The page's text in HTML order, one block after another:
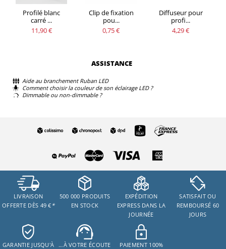
Profilé blanc
carré ...
11,90 €
Clip de fixation
pou...
0,75 €
Diffuseur pour
profi...
4,29 €
ASSISTANCE
Aide au branchement Ruban LED
Comment choisir la couleur de son éclairage LED ?
Dimmable ou non-dimmable ?
LIVRAISON
OFFERTE DÈS 49 € *
500 000 PRODUITS
EN STOCK
EXPÉDITION
EXPRESS DANS LA
JOURNÉE
SATISFAIT OU
REMBOURSÉ 60
JOURS
GARANTIE JUSQU'À
…À VOTRE ÉCOUTE
PAIEMENT 100%